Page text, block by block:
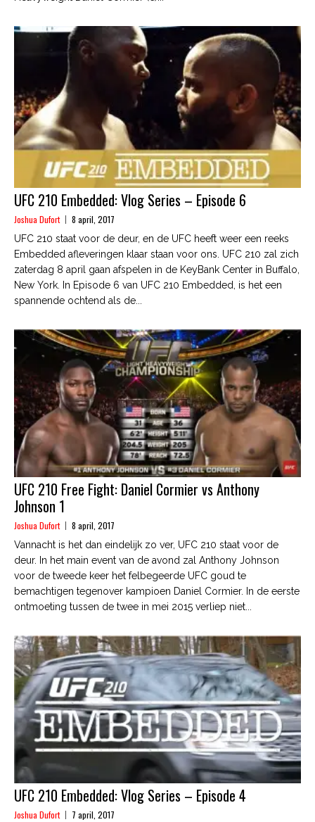
UFC 210 Embedded: Vlog Series – Episode 6
Joshua Dufort 8 april, 2017
UFC 210 staat voor de deur, en de UFC heeft weer een reeks
Embedded afleveringen klaar staan voor ons. UFC 210 zal zich
zaterdag 8 april gaan afspelen in de KeyBank Center in Buffalo,
New York. In Episode 6 van UFC 210 Embedded, is het een
spannende ochtend als de...
UFC 210 Free Fight: Daniel Cormier vs Anthony
Johnson 1
Joshua Dufort 8 april, 2017
Vannacht is het dan eindelijk zo ver, UFC 210 staat voor de
deur. In het main event van de avond zal Anthony Johnson
voor de tweede keer het felbegeerde UFC goud te
bemachtigen tegenover kampioen Daniel Cormier. In de eerste
ontmoeting tussen de twee in mei 2015 verliep niet...
UFC 210 Embedded: Vlog Series – Episode 4
Joshua Dufort 7 april, 2017